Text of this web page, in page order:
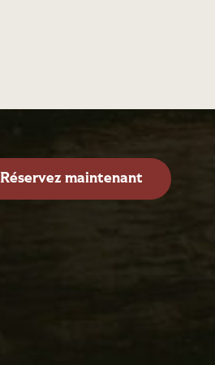
Réservez maintenant